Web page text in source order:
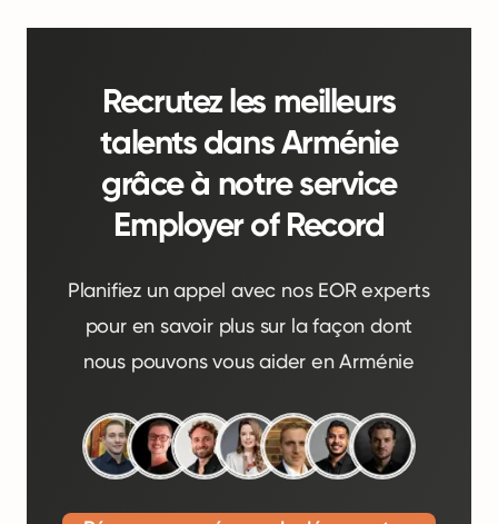
Recrutez les meilleurs
talents dans Arménie
grâce à notre service
Employer of Record
Planifiez un appel avec nos EOR experts
pour en savoir plus sur la façon dont
nous pouvons vous aider en Arménie